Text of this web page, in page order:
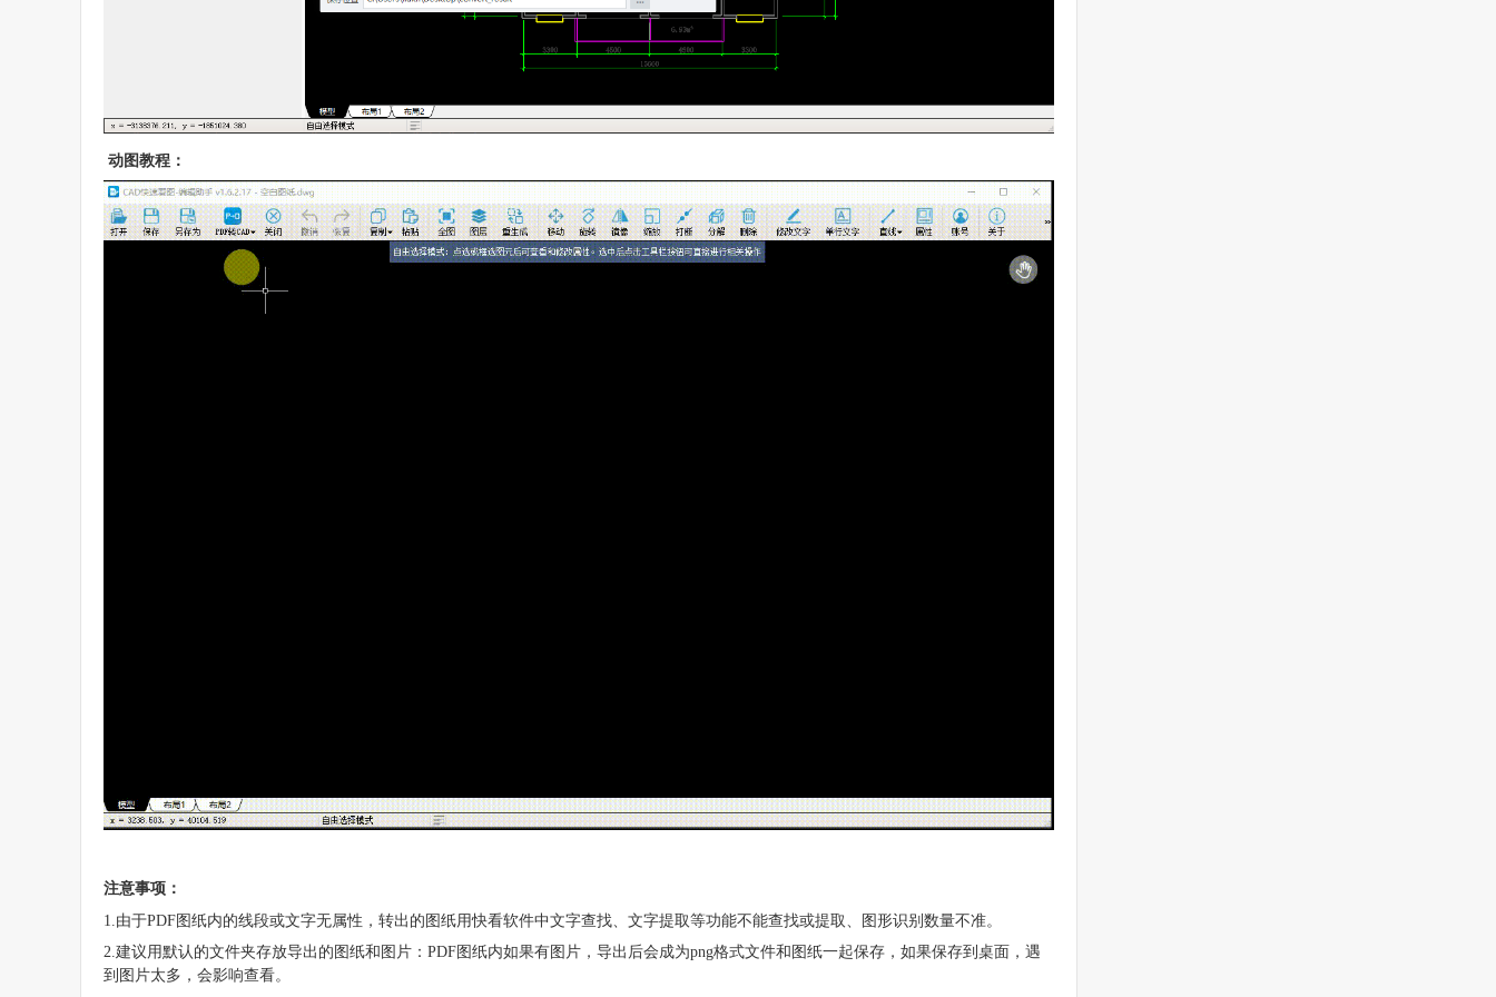
动图教程：
注意事项：
1.由于PDF图纸内的线段或文字无属性，转出的图纸用快看软件中文字查找、文字提取等功能不能查找或提取、图形识别数量不准。
2.建议用默认的文件夹存放导出的图纸和图片：PDF图纸内如果有图片，导出后会成为png格式文件和图纸一起保存，如果保存到桌面，遇
到图片太多，会影响查看。